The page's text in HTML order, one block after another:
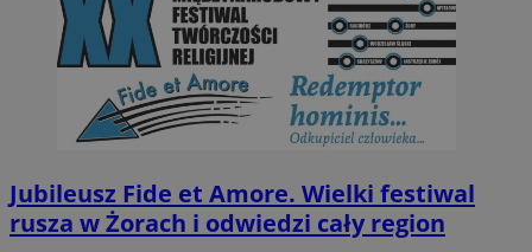
Jubileusz Fide et Amore. Wielki festiwal
rusza w Żorach i odwiedzi cały region